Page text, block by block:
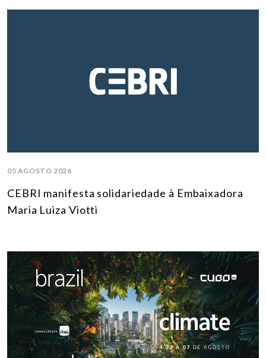
05 AGOSTO 2026
CEBRI manifesta solidariedade à Embaixadora
Maria Luiza Viotti